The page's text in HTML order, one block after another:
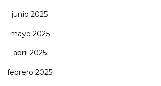
junio 2025
mayo 2025
abril 2025
febrero 2025